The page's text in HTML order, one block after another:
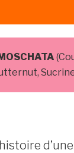
Sucrine